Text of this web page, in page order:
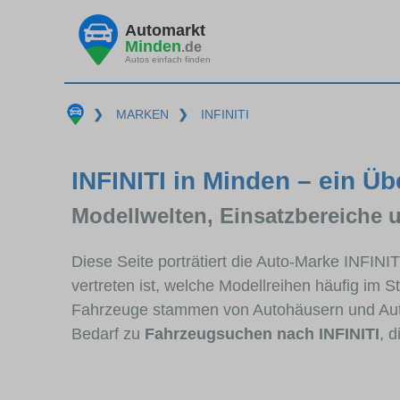
Automarkt
Minden.de
Autos einfach finden
❯ MARKEN ❯ INFINITI
INFINITI in Minden – ein
Modellwelten, Einsatzbereiche
Diese Seite porträtiert die Auto-Marke
vertreten ist, welche Modellreihen häufig im
Fahrzeuge stammen von Autohäusern und
Bedarf zu Fahrzeugsuchen nach INFINITI,